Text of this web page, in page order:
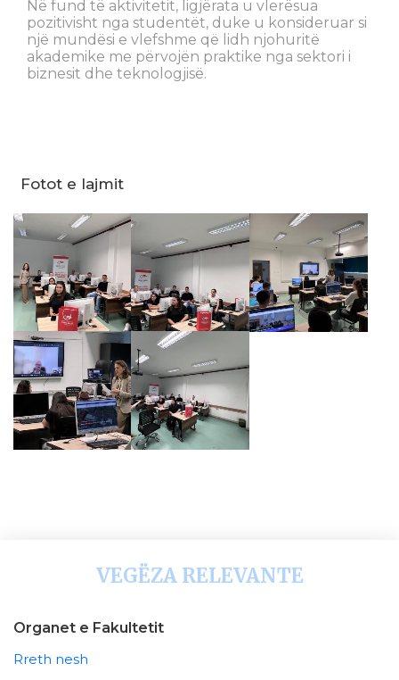
Në fund të aktivitetit, ligjërata u vlerësua
pozitivisht nga studentët, duke u konsideruar si
një mundësi e vlefshme që lidh njohuritë
akademike me përvojën praktike nga sektori i
biznesit dhe teknologjisë.
Fotot e lajmit
VEGËZA RELEVANTE
Organet e Fakultetit
Rreth nesh